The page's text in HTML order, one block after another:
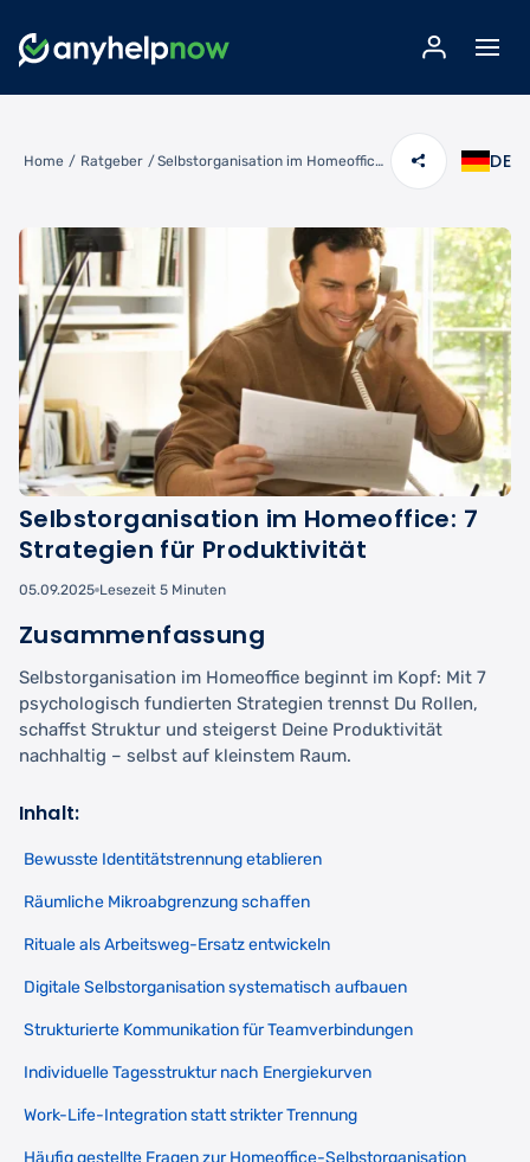
Home / Ratgeber / Selbstorganisation im Homeoffice: 7 Strategien für Produktivität DE
Selbstorganisation im Homeoffice: 7
Strategien für Produktivität
05.09.2025 Lesezeit 5 Minuten
Zusammenfassung
Selbstorganisation im Homeoffice beginnt im Kopf: Mit 7
psychologisch fundierten Strategien trennst Du Rollen,
schaffst Struktur und steigerst Deine Produktivität
nachhaltig – selbst auf kleinstem Raum.
Inhalt:
Bewusste Identitätstrennung etablieren
Räumliche Mikroabgrenzung schaffen
Rituale als Arbeitsweg-Ersatz entwickeln
Digitale Selbstorganisation systematisch aufbauen
Strukturierte Kommunikation für Teamverbindungen
Individuelle Tagesstruktur nach Energiekurven
Work-Life-Integration statt strikter Trennung
Häufig gestellte Fragen zur Homeoffice-Selbstorganisation